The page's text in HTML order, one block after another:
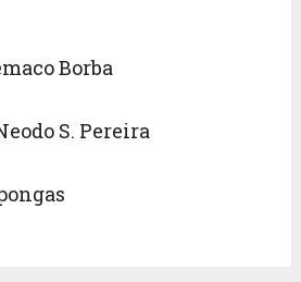
Borba
S. Pereira